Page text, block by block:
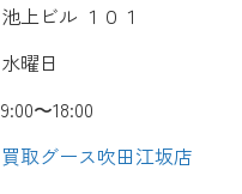
池上ビル １０１
水曜日
9:00〜18:00
買取グース吹田江坂店